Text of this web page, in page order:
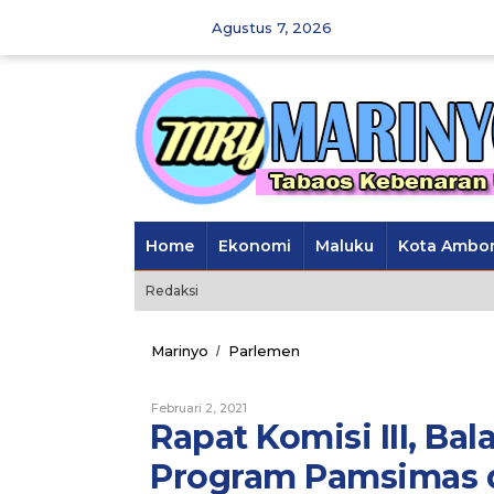
Agustus 7, 2026
Home Ekonomi Maluku Kota
Redaksi
Marinyo / Parlemen
Permukiman
Bakal
Evaluasi
Program
Februari 2, 2021
Marinyo
Rapat Komisi III,
Program Pamsimas